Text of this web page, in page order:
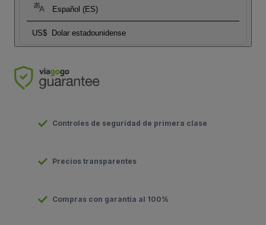
Español (ES)
US$ Dolar estadounidense
Controles de seguridad de primera clase
Precios transparentes
Compras con garantía al 100%